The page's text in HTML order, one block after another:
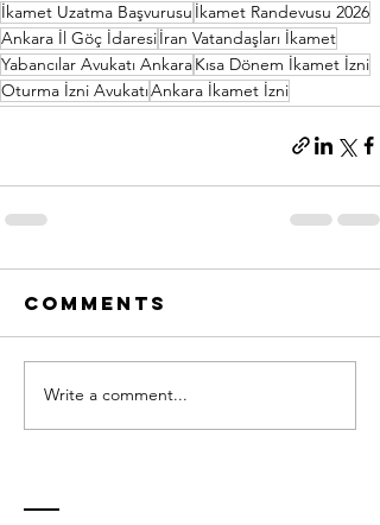
İkamet Randevusu 2026
İkamet Uzatma Başvurusu
İran Vatandaşları İkamet
Ankara İl Göç İdaresi
Kısa Dönem İkamet İzni
Yabancılar Avukatı Ankara
Ankara İkamet İzni
Oturma İzni Avukatı
Comments
Write a comment...